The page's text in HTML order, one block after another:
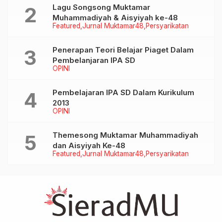
Featured Jurnal Muktamar48 Persyarikatan
Lagu Songsong Muktamar
Muhammadiyah & Aisyiyah ke-48
OPINI
Penerapan Teori Belajar Piaget Dalam
Pembelanjaran IPA SD
OPINI
Pembelajaran IPA SD Dalam Kurikulum
2013
Featured Jurnal Muktamar48 Persyarikatan
Themesong Muktamar Muhammadiyah
dan Aisyiyah Ke-48